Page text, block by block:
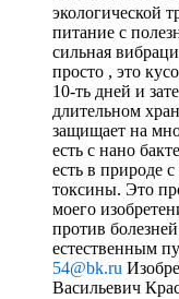
экологической
питание с
сильная
просто , это
10-ть дней и
длительном
защищает на
есть с нано
есть в природе
токсины. Это
моего
против
естественным
54@bk.ru
Васильевич